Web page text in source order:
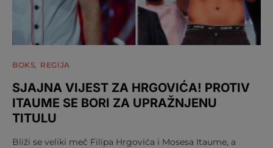
BOKS REGIJA
SJAJNA VIJEST ZA HRGOVIĆA! PROTIV
ITAUME SE BORI ZA UPRAŽNJENU
TITULU
Bliži se veliki meč Filipa Hrgovića i Mosesa Itaume, a